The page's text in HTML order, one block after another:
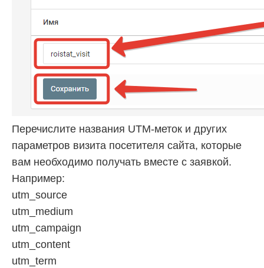
Перечислите названия UTM-меток и других
параметров визита посетителя сайта, которые
вам необходимо получать вместе с заявкой.
Например:
utm_source
utm_medium
utm_campaign
utm_content
utm_term